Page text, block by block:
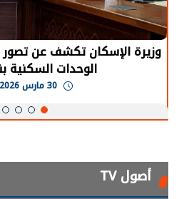
الرئيس السيسي: توقف
يحتاج إلى سنوات لعودة
أصول TV